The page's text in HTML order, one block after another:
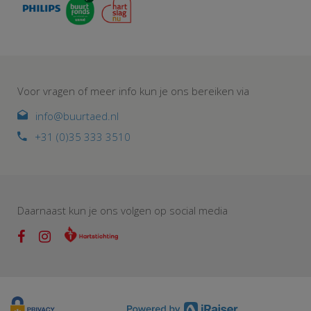
Voor vragen of meer info kun je ons bereiken via
info@buurtaed.nl
+31 (0)35 333 3510
Daarnaast kun je ons volgen op social media